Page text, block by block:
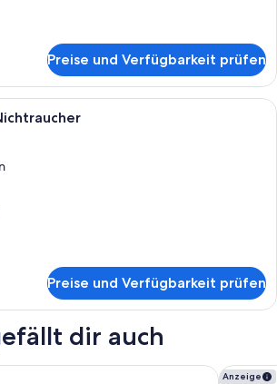
Preise und Verfügbarkeit prüfen
Ein Hotelzimmer mit zwei Betten,
Preise und Verfügbarkeit prüfen
dir auch
Tokyo Anzeige
Hotel